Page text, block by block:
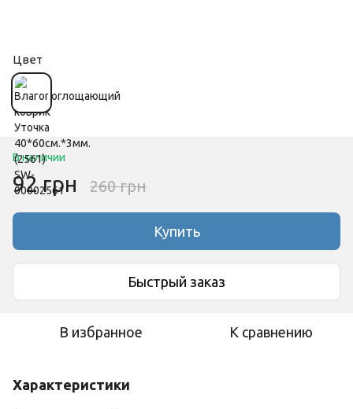
Цвет
В наличии
92 грн 260 грн
Купить
Быстрый заказ
В избранное К сравнению
Характеристики